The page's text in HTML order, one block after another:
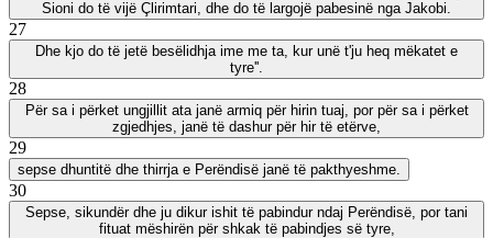
Sioni do të vijë Çlirimtari, dhe do të largojë pabesinë nga Jakobi.
27
Dhe kjo do të jetë besëlidhja ime me ta, kur unë t'ju heq mëkatet e
tyre''.
28
Për sa i përket ungjillit ata janë armiq për hirin tuaj, por për sa i përket
zgjedhjes, janë të dashur për hir të etërve,
29
sepse dhuntitë dhe thirrja e Perëndisë janë të pakthyeshme.
30
Sepse, sikundër dhe ju dikur ishit të pabindur ndaj Perëndisë, por tani
fituat mëshirën për shkak të pabindjes së tyre,